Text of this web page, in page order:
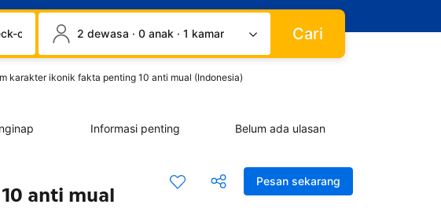
out 2 dewasa · 0 anak · 1 kamar Cari
karakter ikonik fakta penting 10 anti mual (Indonesia)
Informasi penting Belum ada ulasan
Pesan sekarang
anti mual